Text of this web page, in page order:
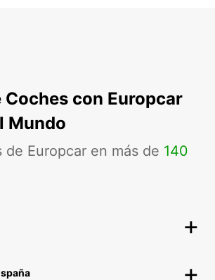
con Europcar
Mundo
de Europcar en más de 140